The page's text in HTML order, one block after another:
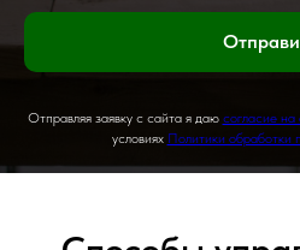
Отправляя заявку с сайта я даю согласие
условиях Политики обработки